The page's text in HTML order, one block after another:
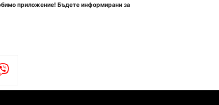
приложение! Бъдете информирани за